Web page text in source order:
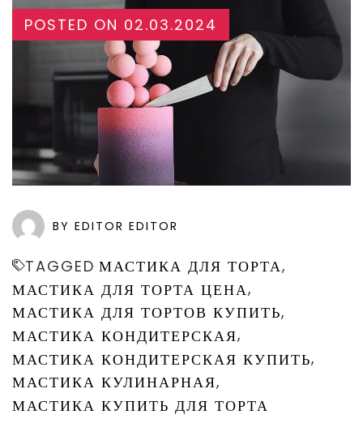
POSTED ON 02.03.2024
BY EDITOR EDITOR
TAGGED МАСТИКА ДЛЯ ТОРТА,
МАСТИКА ДЛЯ ТОРТА ЦЕНА,
МАСТИКА ДЛЯ ТОРТОВ КУПИТЬ,
МАСТИКА КОНДИТЕРСКАЯ,
МАСТИКА КОНДИТЕРСКАЯ КУПИТЬ,
МАСТИКА КУЛИНАРНАЯ,
МАСТИКА КУПИТЬ ДЛЯ ТОРТА